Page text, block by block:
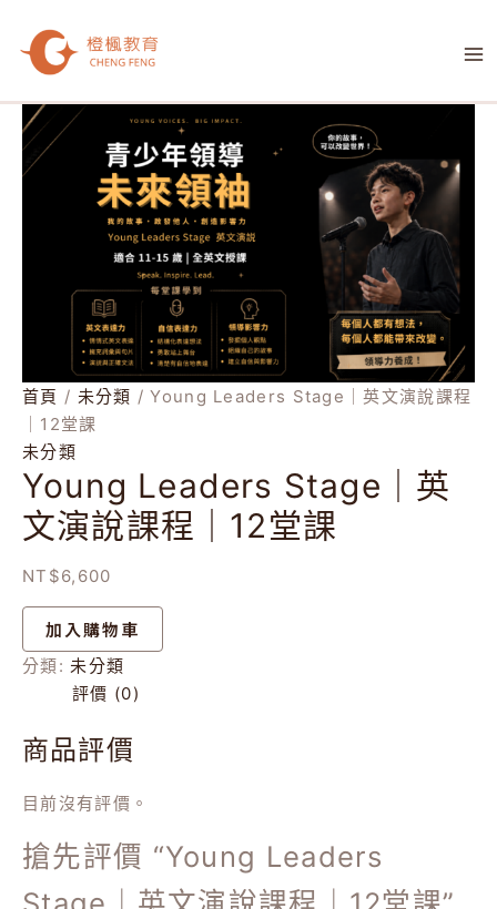
要
首頁 / 未分類 / Young Leaders Stage｜英文演說課程
｜12堂課
未分類
Young Leaders Stage｜英
文演說課程｜12堂課
NT$6,600
Young
Leaders
Stage
｜
12
堂
課
數
量
加入購物車
分類: 未分類
評價 (0)
商品評價
目前沒有評價。
搶先評價 “Young Leaders